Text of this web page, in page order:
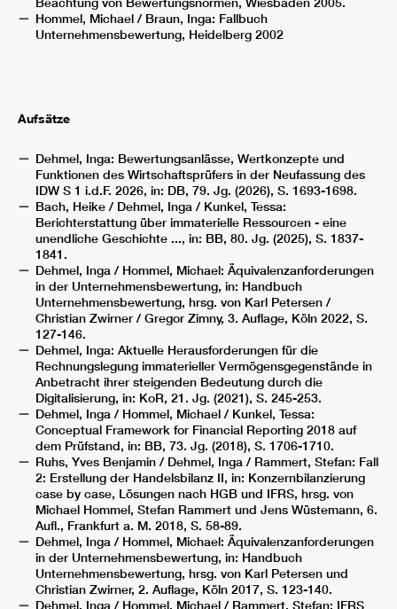
Hommel, Michael / Braun, Inga: Fallbuch
Unternehmensbewertung, Heidelberg 2002
Aufsätze
Dehmel, Inga: Bewertungsanlässe, Wertkonzepte und
Funktionen des Wirtschaftsprüfers in der Neufassung des
IDW S 1 i.d.F. 2026, in: DB, 79. Jg. (2026), S. 1693-1698.
Bach, Heike / Dehmel, Inga / Kunkel, Tessa:
Berichterstattung über immaterielle Ressourcen - eine
unendliche Geschichte ..., in: BB, 80. Jg. (2025), S. 1837-
1841.
Dehmel, Inga / Hommel, Michael: Äquivalenzanforderungen
in der Unternehmensbewertung, in: Handbuch
Unternehmensbewertung, hrsg. von Karl Petersen /
Christian Zwirner / Gregor Zimny, 3. Auflage, Köln 2022, S.
127-146.
Dehmel, Inga: Aktuelle Herausforderungen für die
Rechnungslegung immaterieller Vermögensgegenstände in
Anbetracht ihrer steigenden Bedeutung durch die
Digitalisierung, in: KoR, 21. Jg. (2021), S. 245-253.
Dehmel, Inga / Hommel, Michael / Kunkel, Tessa:
Conceptual Framework for Financial Reporting 2018 auf
dem Prüfstand, in: BB, 73. Jg. (2018), S. 1706-1710.
Ruhs, Yves Benjamin / Dehmel, Inga / Rammert, Stefan: Fall
2: Erstellung der Handelsbilanz II, in: Konzernbilanzierung
case by case, Lösungen nach HGB und IFRS, hrsg. von
Michael Hommel, Stefan Rammert und Jens Wüstemann, 6.
Aufl., Frankfurt a. M. 2018, S. 58-89.
Dehmel, Inga / Hommel, Michael: Äquivalenzanforderungen
in der Unternehmensbewertung, in: Handbuch
Unternehmensbewertung, hrsg. von Karl Petersen und
Christian Zwirner, 2. Auflage, Köln 2017, S. 123-140.
Dehmel, Inga / Hommel, Michael / Rammert, Stefan: IFRS